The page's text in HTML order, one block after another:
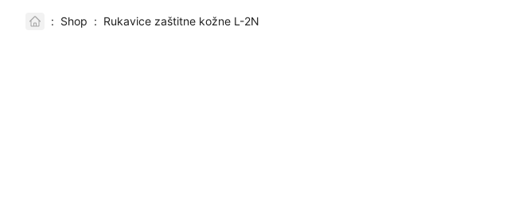
: Shop : Rukavice zaštitne kožne L-2N